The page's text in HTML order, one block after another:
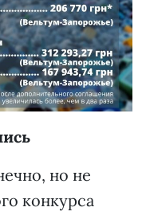
но не
конкурса